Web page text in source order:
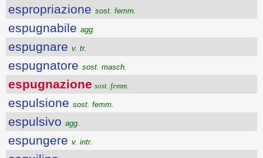
espropriazione sost. femm.
espugnabile agg.
espugnare v. tr.
espugnatore sost. masch.
espugnazione sost. femm.
espulsione sost. femm.
espulsivo agg.
espungere v. intr.